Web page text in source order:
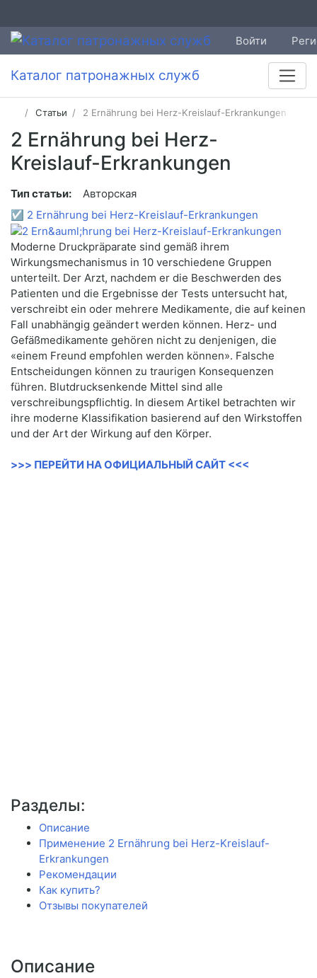
Войти
Каталог патронажных служб
Статьи 2 Ernährung bei Herz-Kreislauf-Erkrankungen
2 Ernährung bei Herz-
Kreislauf-Erkrankungen
Тип статьи:
Авторская
☑ 2 Ernährung bei Herz-Kreislauf-Erkrankungen
Moderne Druckpräparate sind gemäß ihrem
Wirkungsmechanismus in 10 verschiedene Gruppen
unterteilt. Der Arzt, nachdem er die Beschwerden des
Patienten und die Ergebnisse der Tests untersucht hat,
verschreibt ein oder mehrere Medikamente, die auf keinen
Fall unabhängig geändert werden können. Herz- und
Gefäßmedikamente gehören nicht zu denjenigen, die
«einem Freund empfohlen werden können». Falsche
Entscheidungen können zu traurigen Konsequenzen
führen. Blutdrucksenkende Mittel sind alle
verschreibungspflichtig. In diesem Artikel betrachten wir
ihre moderne Klassifikation basierend auf den Wirkstoffen
und der Art der Wirkung auf den Körper.
>>> ПЕРЕЙТИ НА ОФИЦИАЛЬНЫЙ САЙТ <<<
Разделы:
Описание
Применение 2 Ernährung bei Herz-Kreislauf-
Erkrankungen
Рекомендации
Как купить?
Отзывы покупателей
Описание